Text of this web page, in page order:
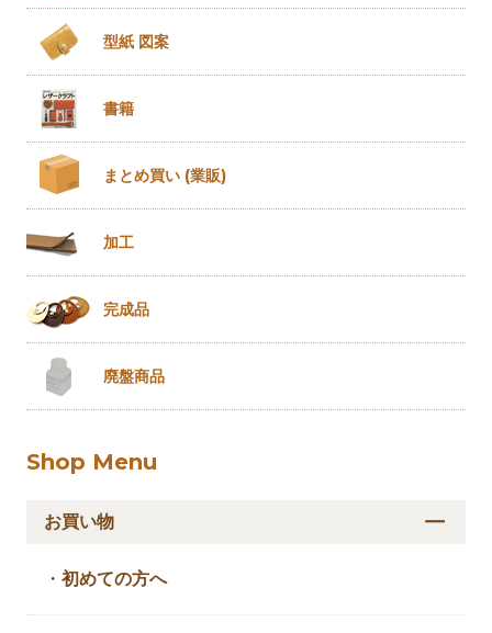
型紙 図案
書籍
まとめ買い (業販)
加工
完成品
廃盤商品
Shop Menu
お買い物
・初めての方へ